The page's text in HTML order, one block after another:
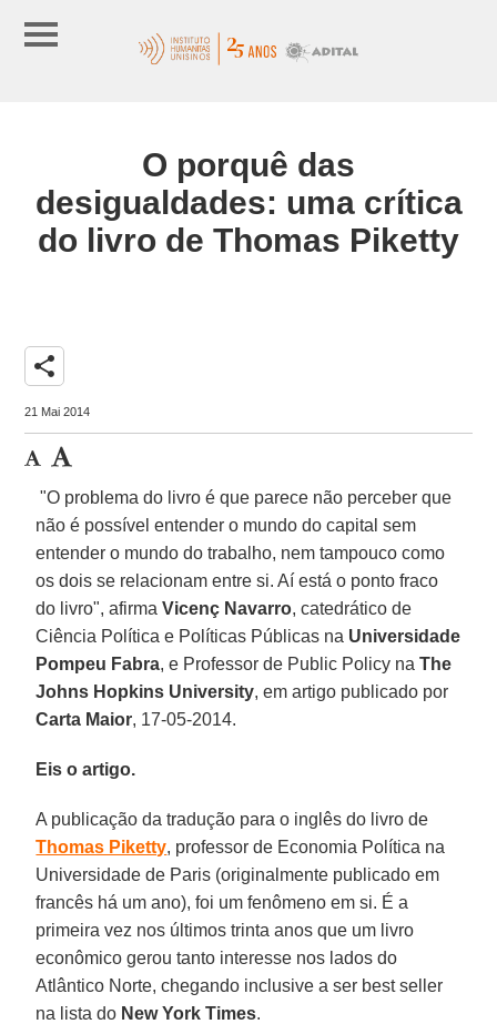
O porquê das
desigualdades: uma crítica
do livro de Thomas Piketty
share
21 Mai 2014
"O problema do livro é que parece não perceber que
não é possível entender o mundo do capital sem
entender o mundo do trabalho, nem tampouco como
os dois se relacionam entre si. Aí está o ponto fraco
do livro", afirmaVicenç Navarro, catedrático de
Ciência Política e Políticas Públicas na Universidade
Pompeu Fabra, e Professor de Public Policy naThe
Johns Hopkins University, em artigo publicado por
Carta Maior, 17-05-2014.
Eis o artigo.
A publicação da tradução para o inglês do livro de
Thomas Piketty, professor de Economia Política na
Universidade de Paris (originalmente publicado em
francês há um ano), foi um fenômeno em si. É a
primeira vez nos últimos trinta anos que um livro
econômico gerou tanto interesse nos lados do
Atlântico Norte, chegando inclusive a ser best seller
na lista do New York Times.